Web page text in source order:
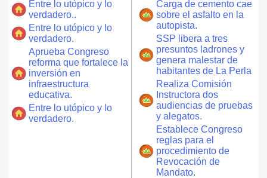
Entre lo utópico y lo
verdadero..
Entre lo utópico y lo
verdadero.
Aprueba Congreso
reforma que fortalece la
inversión en
infraestructura
educativa.
Entre lo utópico y lo
verdadero.
Carga de cemento cae
sobre el asfalto en la
autopista.
SSP libera a tres
presuntos ladrones y
genera malestar de
habitantes de La Perla
Realiza Comisión
Instructora dos
audiencias de pruebas
y alegatos.
Establece Congreso
reglas para el
procedimiento de
Revocación de
Mandato.